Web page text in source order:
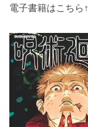
電子書籍はこちら↑